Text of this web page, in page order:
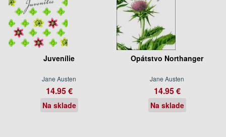
Juvenílie
Jane Austen
14.95 €
Na sklade
Opátstvo Northanger
Jane Austen
14.95 €
Na sklade